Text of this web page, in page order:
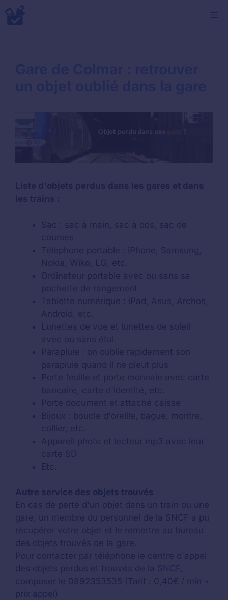
Aller
au
Liste d'objets perdus dans les gares et dans
les trains :
Sac : sac à main, sac à dos, sac de
courses
Téléphone portable : iPhone, Samsung,
Nokia, Wiko, LG, etc.
Ordinateur portable avec ou sans sa
pochette de rangement
Tablette numérique : iPad, Asus, Archos,
Android, etc.
Lunettes de vue et lunettes de soleil
avec ou sans étui
Parapluie : on oublie rapidement son
parapluie quand il ne pleut plus
Porte feuille et porte monnaie avec carte
bancaire, carte d'identité, etc.
Porte document et attaché caisse
Bijoux : boucle d'oreille, bague, montre,
collier, etc.
Appareil photo et lecteur mp3 avec leur
carte SD
Etc.
Autre service des objets trouvés
En cas de perte d'un objet dans un train ou une
gare, un membre du personnel de la SNCF a pu
récupérer votre objet et le remettre au bureau
des objets trouvés de la gare.
Pour contacter par téléphone le centre d'appel
des objets perdus et trouvés de la SNCF,
composer le 0892353535 (Tarif : 0,40€ / min +
prix appel)